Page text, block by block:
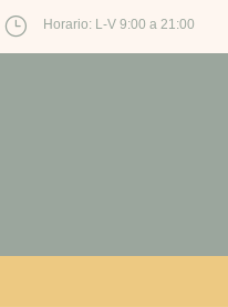
} Horario: L-V 9:00 a 21:00